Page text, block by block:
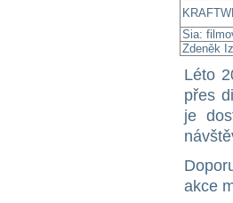
Sia:
Zdeněk
Léto
přes
je
akce